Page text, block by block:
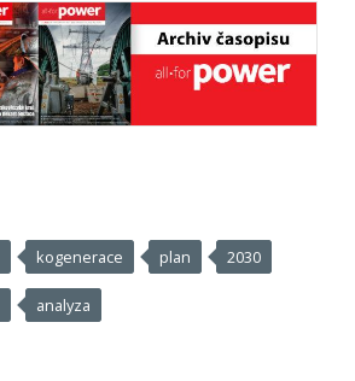
kogenerace plan 2030
analyza